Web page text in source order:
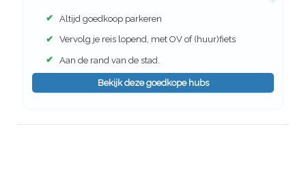
✔ Altijd goedkoop parkeren
✔ Vervolg je reis lopend, met OV of (huur)fiets
✔ Aan de rand van de stad.
Bekijk deze goedkope hubs